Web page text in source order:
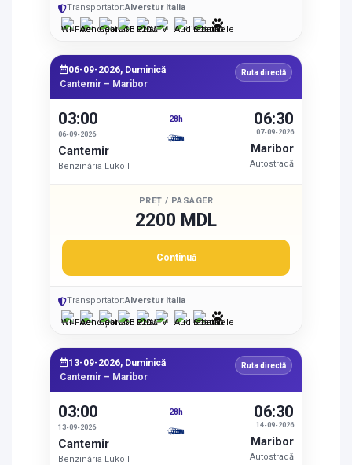
Transportator:Alverstur Italia
06-09-2026, Duminică
Cantemir – Maribor
Ruta directă
03:00
06-09-2026
Cantemir
Benzinăria Lukoil
28h
07-09-2026
06:30
Maribor
Autostradă
PREȚ / PASAGER
2200 MDL
Continuă
Transportator:Alverstur Italia
13-09-2026, Duminică
Cantemir – Maribor
Ruta directă
03:00
13-09-2026
Cantemir
Benzinăria Lukoil
28h
14-09-2026
06:30
Maribor
Autostradă